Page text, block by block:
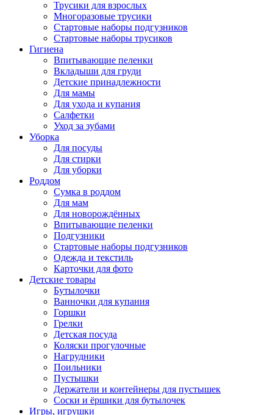
Трусики для взрослых
Многоразовые трусики
Стартовые наборы подгузников
Стартовые наборы трусиков
Гигиена
Впитывающие пеленки
Вкладыши для груди
Детские принадлежности
Для мамы
Для ухода и купания
Салфетки
Уход за зубами
Уборка
Для посуды
Для стирки
Для уборки
Роддом
Сумка в роддом
Для мам
Для новорождённых
Впитывающие пеленки
Подгузники
Стартовые наборы подгузников
Одежда и текстиль
Карточки для фото
Детские товары
Бутылочки
Ванночки для купания
Горшки
Грелки
Детская посуда
Коляски прогулочные
Нагрудники
Поильники
Пустышки
Держатели и контейнеры для пустышек
Соски и ёршики для бутылочек
Игры, игрушки